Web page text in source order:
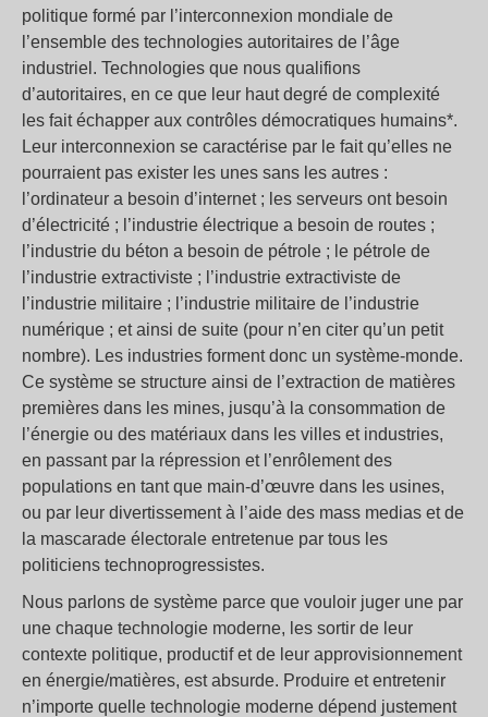
politique formé par l’interconnexion mondiale de
l’ensemble des technologies autoritaires de l’âge
industriel. Technologies que nous qualifions
d’autoritaires, en ce que leur haut degré de complexité
les fait échapper aux contrôles démocratiques humains*.
Leur interconnexion se caractérise par le fait qu’elles ne
pourraient pas exister les unes sans les autres :
l’ordinateur a besoin d’internet ; les serveurs ont besoin
d’électricité ; l’industrie électrique a besoin de routes ;
l’industrie du béton a besoin de pétrole ; le pétrole de
l’industrie extractiviste ; l’industrie extractiviste de
l’industrie militaire ; l’industrie militaire de l’industrie
numérique ; et ainsi de suite (pour n’en citer qu’un petit
nombre). Les industries forment donc un système-monde.
Ce système se structure ainsi de l’extraction de matières
premières dans les mines, jusqu’à la consommation de
l’énergie ou des matériaux dans les villes et industries,
en passant par la répression et l’enrôlement des
populations en tant que main-d’œuvre dans les usines,
ou par leur divertissement à l’aide des mass medias et de
la mascarade électorale entretenue par tous les
politiciens technoprogressistes.
Nous parlons de système parce que vouloir juger une par
une chaque technologie moderne, les sortir de leur
contexte politique, productif et de leur approvisionnement
en énergie/matières, est absurde. Produire et entretenir
n’importe quelle technologie moderne dépend justement